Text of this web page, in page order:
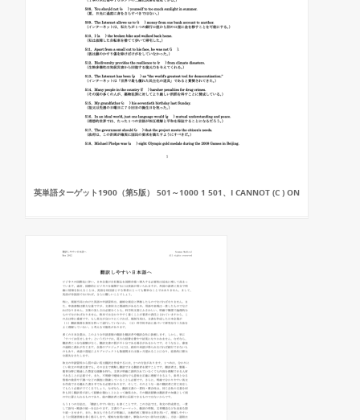
英単語ターゲット1900（第5版） 501～1000 1 501、I CANNOT (C ) ON